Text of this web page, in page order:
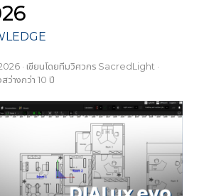
· เขียนโดยทีมวิศวกร SacredLight ·
ว่างกว่า 10 ปี